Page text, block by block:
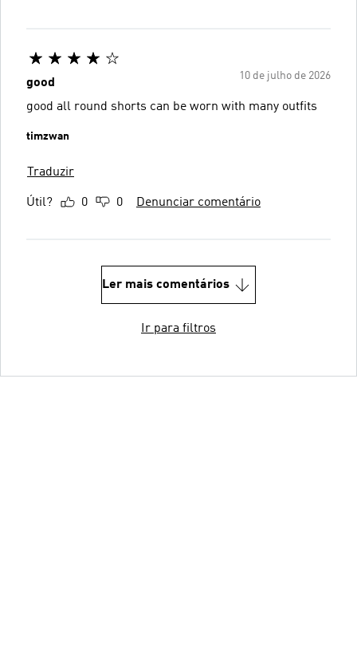
10 de julho de 2026
good
good all round shorts can be worn with many outfits
timzwan
Traduzir
Útil? 0 0 Denunciar comentário
Ler mais comentários
Ir para filtros